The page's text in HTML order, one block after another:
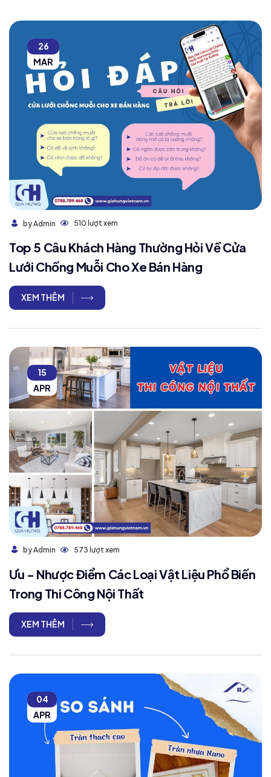
26
MAR
by Admin 510 lượt xem
Top 5 Câu Khách Hàng Thường Hỏi Về Cửa
Lưới Chống Muỗi Cho Xe Bán Hàng
XEM THÊM
15
APR
by Admin 573 lượt xem
Ưu - Nhược Điểm Các Loại Vật Liệu Phổ Biến
Trong Thi Công Nội Thất
XEM THÊM
04
APR